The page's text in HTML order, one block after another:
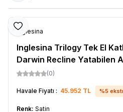
Favoriye Ekle
Inglesina
Inglesina Trilogy Tek El
Darwin Recline Yatabilen
(0)
Havale Fiyatı : 45.952 TL %5
Renk: Satin